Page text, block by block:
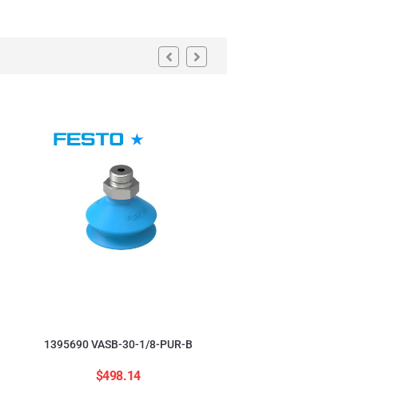
1395690 VASB-30-1/8-PUR-B
$498.14